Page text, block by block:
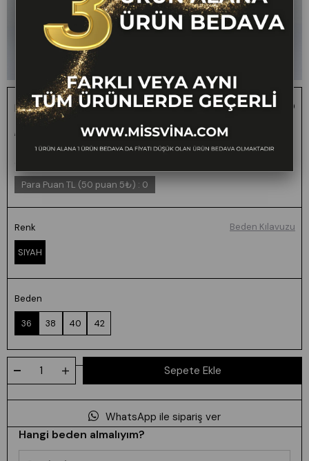
Luvira Simli Yelek - Siyah
₺2.200,00 ₺1.099,00 50
1 ALANA 1 BEDAVA -
FARKLI VEYA AYNI
TÜM ÜRÜNLERDE
Para Puan TL (50 puan 5₺) : 0
Renk
SIYAH
Beden
36 38 40 42
Beden Kılavuzu
WhatsApp ile sipariş ver
Hangi beden almalıyım?